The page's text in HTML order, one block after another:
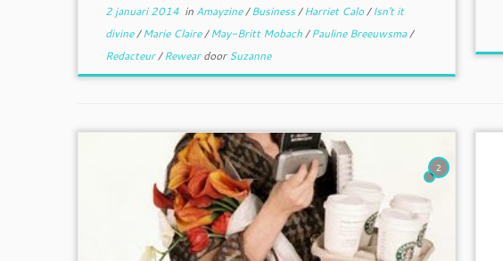
2 januari 2014in Amayzine/Business/Harriet Calo/Isn't it
divine/Marie Claire/May-Britt Mobach/Pauline Breeuwsma/
Redacteur/ReweardoorSuzanne
2